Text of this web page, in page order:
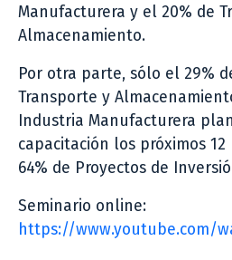
Manufacturera y el 20% de
Almacenamiento.
Por otra parte, sólo el 29%
Transporte y
Industria Manufacturera
capacitación los próximos 12
64% de Proyectos de
Seminario online:
https://www.youtube.com/